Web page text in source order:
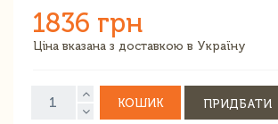
1836 грн
Ціна вказана з доставкою в Україну
КОШИК ПРИДБАТИ